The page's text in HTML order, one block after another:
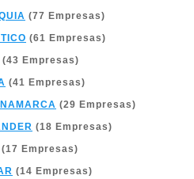
(77 Empresas)
(61 Empresas)
(43 Empresas)
(41 Empresas)
(29 Empresas)
(18 Empresas)
(17 Empresas)
(14 Empresas)